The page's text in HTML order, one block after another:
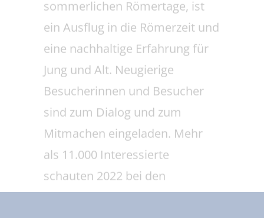
Mitmachen eingeladen. Mehr
als 11.000 Interessierte
schauten 2022 bei den
traditionellen Römertagen in
Haltern am See vorbei und
erlebten römische Reiter, einen
Adler und das neu errichtete
Wachhaus.